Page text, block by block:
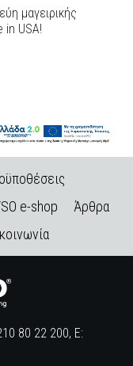
μαγειρικής
in USA!
e-shop
Άρθρα
80 22 200, E: